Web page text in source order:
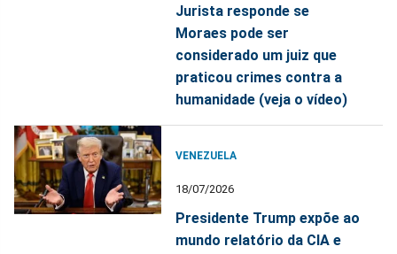
Jurista responde se
Moraes pode ser
considerado um juiz que
praticou crimes contra a
humanidade (veja o vídeo)
VENEZUELA
18/07/2026
Presidente Trump expõe ao
mundo relatório da CIA e